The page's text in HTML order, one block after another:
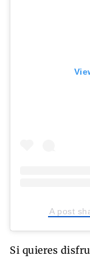
A post
Si quieres